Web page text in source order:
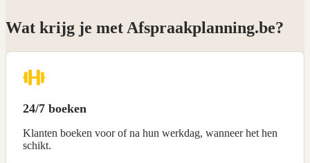
Wat krijg je met Afspraakplanning.be?
24/7 boeken
Klanten boeken voor of na hun werkdag, wanneer het hen
schikt.